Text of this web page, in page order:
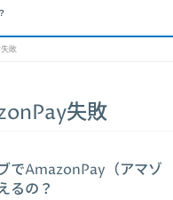
敗
失敗
でAmazonPay（アマゾ
るの？